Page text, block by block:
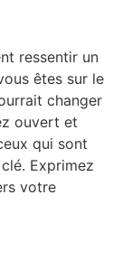
ressentir un
êtes sur le
changer
ouvert et
qui sont
Exprimez
votre